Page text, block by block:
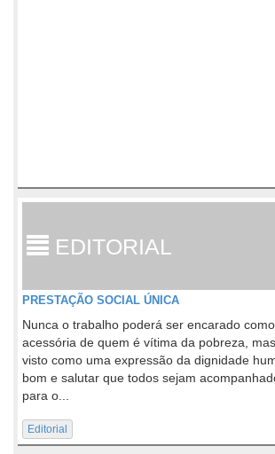
EDITORIAL
PRESTAÇÃO SOCIAL ÚNICA
Nunca o trabalho poderá ser encarado
acessória de quem é vítima da pobreza,
visto como uma expressão da dignidade
bom e salutar que todos sejam
para o...
Editorial